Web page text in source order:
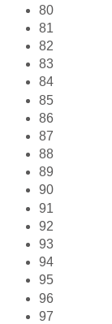
80
81
82
83
84
85
86
87
88
89
90
91
92
93
94
95
96
97